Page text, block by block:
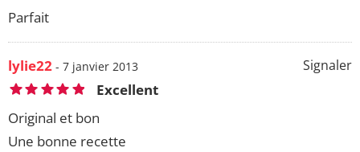
Parfait
Signaler
lylie22 - 7 janvier 2013
Excellent
Original et bon
Une bonne recette